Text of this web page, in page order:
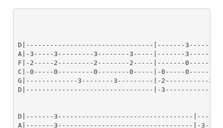
D|--------------------------------|-------
A|-3-----3---------3--------3-----|-------
F|-2-----2---------2--------2-----|-------
C|-0-----0---------0--------0-----|-0-----
G|-------------3--------3---------|-2-----------
D|--------------------------------|-
D|-------3----------------------------------
A|-------3----------------------------------|-